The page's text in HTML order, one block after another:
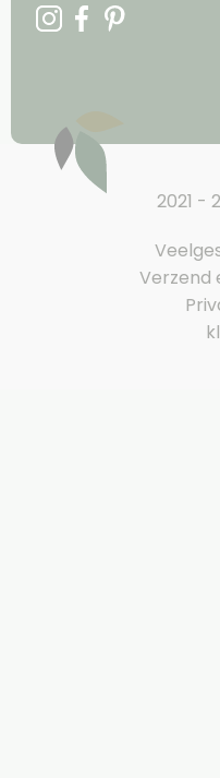
2021 -
Verzend